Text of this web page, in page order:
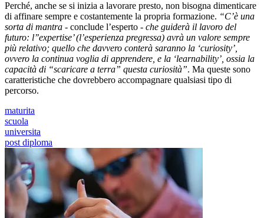
Perché, anche se si inizia a lavorare presto, non bisogna dimenticare
di affinare sempre e costantemente la propria formazione. “C’è una
sorta di mantra - conclude l’esperto - che guiderà il lavoro del
futuro: l’’expertise’ (l’esperienza pregressa) avrà un valore sempre
più relativo; quello che davvero conterà saranno la ‘curiosity’,
ovvero la continua voglia di apprendere, e la ‘learnability’, ossia la
capacità di “scaricare a terra” questa curiosità”. Ma queste sono
caratteristiche che dovrebbero accompagnare qualsiasi tipo di
percorso.
maturita
scuola
universita
post diploma